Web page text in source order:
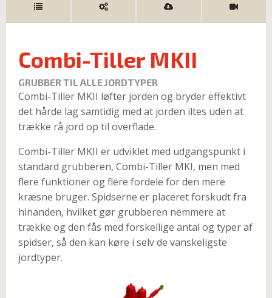
Combi-Tiller MKII
GRUBBER TIL ALLE JORDTYPER
Combi-Tiller MKII løfter jorden og bryder effektivt
det hårde lag samtidig med at jorden iltes uden at
trække rå jord op til overflade.
Combi-Tiller MKII er udviklet med udgangspunkt i
standard grubberen, Combi-Tiller MKI, men med
flere funktioner og flere fordele for den mere
kræsne bruger. Spidserne er placeret forskudt fra
hinanden, hvilket gør grubberen nemmere at
trække og den fås med forskellige antal og typer af
spidser, så den kan køre i selv de vanskeligste
jordtyper.